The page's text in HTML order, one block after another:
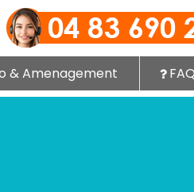
& Amenagement FAQ